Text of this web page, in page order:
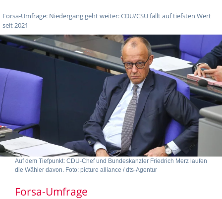
Forsa-Umfrage: Niedergang geht weiter: CDU/CSU fällt auf tiefsten Wert
seit 2021
Auf dem Tiefpunkt: CDU-Chef und Bundeskanzler Friedrich Merz laufen
die Wähler davon. Foto: picture alliance / dts-Agentur
Forsa-Umfrage